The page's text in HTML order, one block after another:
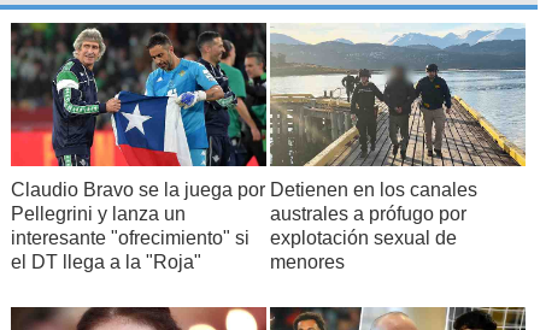
Claudio Bravo se la juega por
Pellegrini y lanza un
interesante "ofrecimiento" si
el DT llega a la "Roja"
Detienen en los canales
australes a prófugo por
explotación sexual de
menores